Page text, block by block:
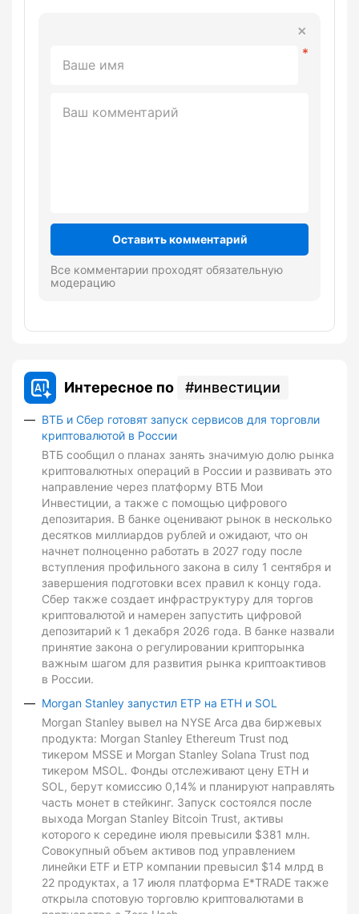
Оставить комментарий
Все комментарии проходят обязательную
модерацию
Интересное по инвестиции
ВТБ и Сбер готовят запуск сервисов для торговли
криптовалютой в России
ВТБ сообщил о планах занять значимую долю рынка
криптовалютных операций в России и развивать это
направление через платформу ВТБ Мои
Инвестиции, а также с помощью цифрового
депозитария. В банке оценивают рынок в несколько
десятков миллиардов рублей и ожидают, что он
начнет полноценно работать в 2027 году после
вступления профильного закона в силу 1 сентября и
завершения подготовки всех правил к концу года.
Сбер также создает инфраструктуру для торгов
криптовалютой и намерен запустить цифровой
депозитарий к 1 декабря 2026 года. В банке назвали
принятие закона о регулировании крипторынка
важным шагом для развития рынка криптоактивов
в России.
Morgan Stanley запустил ETP на ETH и SOL
Morgan Stanley вывел на NYSE Arca два биржевых
продукта: Morgan Stanley Ethereum Trust под
тикером MSSE и Morgan Stanley Solana Trust под
тикером MSOL. Фонды отслеживают цену ETH и
SOL, берут комиссию 0,14% и планируют направлять
часть монет в стейкинг. Запуск состоялся после
выхода Morgan Stanley Bitcoin Trust, активы
которого к середине июля превысили $381 млн.
Совокупный объем активов под управлением
линейки ETF и ETP компании превысил $14 млрд в
22 продуктах, а 17 июля платформа E*TRADE также
открыла спотовую торговлю криптовалютами в